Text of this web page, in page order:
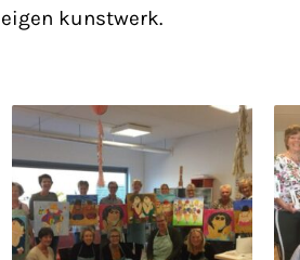
eigen kunstwerk.